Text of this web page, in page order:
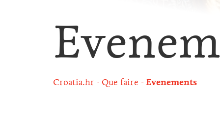
Croatia.hr Que faire Evenements